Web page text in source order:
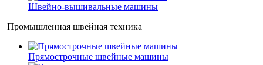
Швейно-вышивальные машины
Промышленная швейная техника
Прямострочные швейные машины